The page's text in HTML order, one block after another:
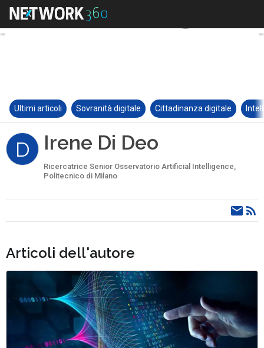
Ultimi articoli Sovranità digitale Cittadinanza digitale
D Irene Di Deo
Ricercatrice Senior Osservatorio Artificial Intelligence,
Politecnico di Milano
Articoli dell'autore